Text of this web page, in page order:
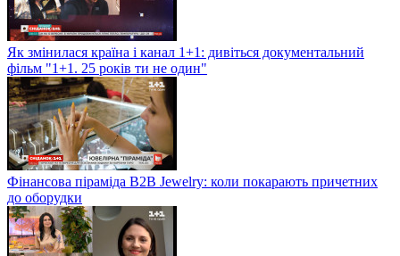
Як змінилася країна і канал 1+1: дивіться документальний
фільм "1+1. 25 років ти не один"
Фінансова піраміда B2B Jewelry: коли покарають причетних
до оборудки